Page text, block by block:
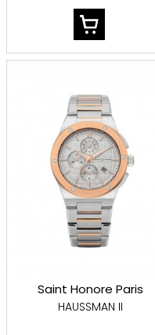
Saint Honore Paris
satovi
HAUSSMAN II